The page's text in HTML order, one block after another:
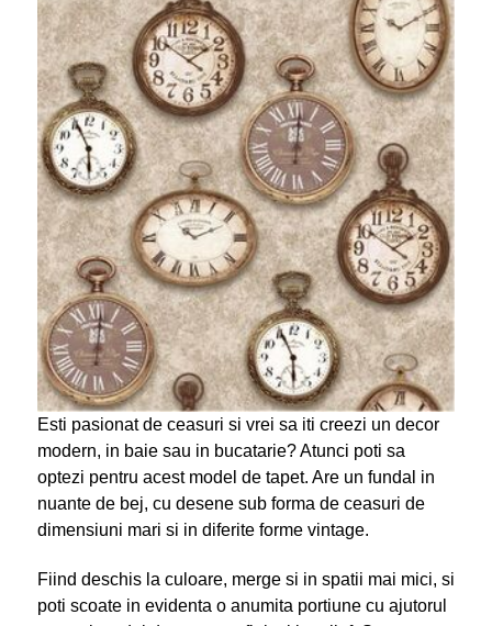
Esti pasionat de ceasuri si vrei sa iti creezi un decor
modern, in baie sau in bucatarie? Atunci poti sa
optezi pentru acest model de tapet. Are un fundal in
nuante de bej, cu desene sub forma de ceasuri de
dimensiuni mari si in diferite forme vintage.
Fiind deschis la culoare, merge si in spatii mai mici, si
poti scoate in evidenta o anumita portiune cu ajutorul